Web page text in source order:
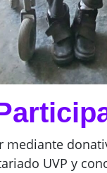
mediante
UVP y